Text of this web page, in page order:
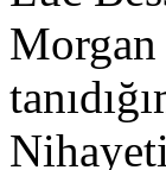
Morgan